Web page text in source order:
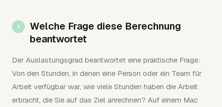
Welche Frage diese Berechnung
beantwortet
Der Auslastungsgrad beantwortet eine praktische Frage:
Von den Stunden, in denen eine Person oder ein Team für
Arbeit verfügbar war, wie viele Stunden haben die Arbeit
erbracht, die Sie auf das Ziel anrechnen? Auf einem Mac